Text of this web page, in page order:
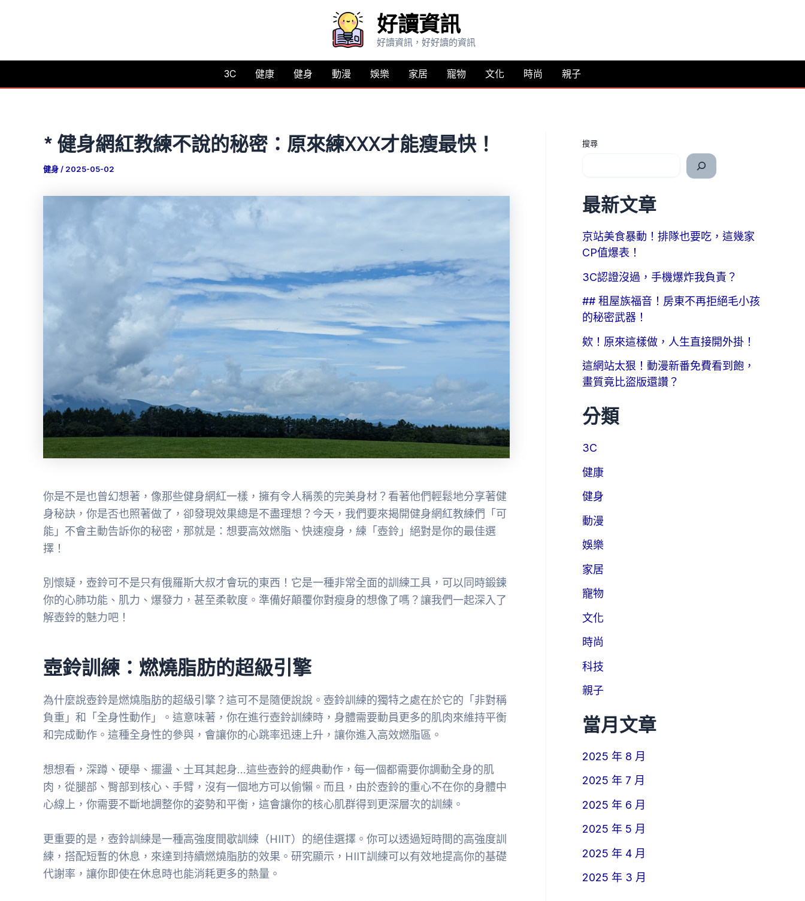
要
好讀資訊
好讀資訊，好好讀的資訊
3C 健康 健身 動漫 娛樂 家居 寵物 文化 時尚 親子
* 健身網紅教練不說的秘密：原來練XXX才能瘦最快！
健身/ 2025-05-02
你是不是也曾幻想著，像那些健身網紅一樣，擁有令人稱羨的完美身材？看著他們輕鬆地分享著健
身秘訣，你是否也照著做了，卻發現效果總是不盡理想？今天，我們要來揭開健身網紅教練們「可
能」不會主動告訴你的秘密，那就是：想要高效燃脂、快速瘦身，練「壺鈴」絕對是你的最佳選
擇！
別懷疑，壺鈴可不是只有俄羅斯大叔才會玩的東西！它是一種非常全面的訓練工具，可以同時鍛鍊
你的心肺功能、肌力、爆發力，甚至柔軟度。準備好顛覆你對瘦身的想像了嗎？讓我們一起深入了
解壺鈴的魅力吧！
壺鈴訓練：燃燒脂肪的超級引擎
為什麼說壺鈴是燃燒脂肪的超級引擎？這可不是隨便說說。壺鈴訓練的獨特之處在於它的「非對稱
負重」和「全身性動作」。這意味著，你在進行壺鈴訓練時，身體需要動員更多的肌肉來維持平衡
和完成動作。這種全身性的參與，會讓你的心跳率迅速上升，讓你進入高效燃脂區。
想想看，深蹲、硬舉、擺盪、土耳其起身…這些壺鈴的經典動作，每一個都需要你調動全身的肌
肉，從腿部、臀部到核心、手臂，沒有一個地方可以偷懶。而且，由於壺鈴的重心不在你的身體中
心線上，你需要不斷地調整你的姿勢和平衡，這會讓你的核心肌群得到更深層次的訓練。
更重要的是，壺鈴訓練是一種高強度間歇訓練（HIIT）的絕佳選擇。你可以透過短時間的高強度訓
練，搭配短暫的休息，來達到持續燃燒脂肪的效果。研究顯示，HIIT訓練可以有效地提高你的基礎
代謝率，讓你即使在休息時也能消耗更多的熱量。
搜尋
最新文章
京站美食暴動！排隊也要吃，這幾家
CP值爆表！
3C認證沒過，手機爆炸我負責？
## 租屋族福音！房東不再拒絕毛小孩
的秘密武器！
欸！原來這樣做，人生直接開外掛！
這網站太狠！動漫新番免費看到飽，
畫質竟比盜版還讚？
分類
3C
健康
健身
動漫
娛樂
家居
寵物
文化
時尚
科技
親子
當月文章
2025 年 8 月
2025 年 7 月
2025 年 6 月
2025 年 5 月
2025 年 4 月
2025 年 3 月